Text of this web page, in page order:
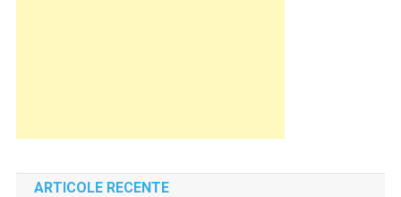
ARTICOLE RECENTE